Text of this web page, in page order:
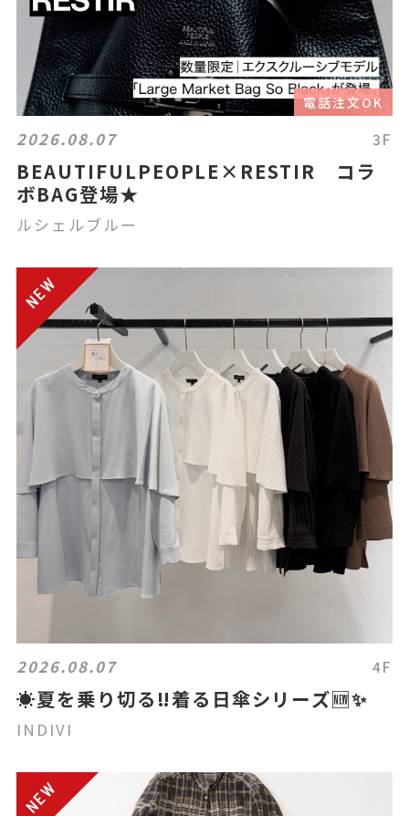
電話注文OK
2026.08.07 3F
BEAUTIFULPEOPLE×RESTIR コラ
ボBAG登場★
ルシェルブルー
2026.08.07 4F
☀️夏を乗り切る‼️着る日傘シリーズ🆕✨
INDIVI